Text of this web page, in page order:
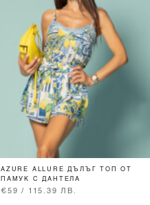
AZURE ALLURE ДЪЛЪГ ТОП ОТ
ПАМУК С ДАНТЕЛА
€59 / 115.39 ЛВ.